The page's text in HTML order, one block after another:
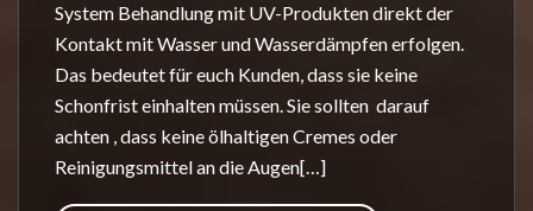
System Behandlung mit UV-Produkten direkt der
Kontakt mit Wasser und Wasserdämpfen erfolgen.
Das bedeutet für euch Kunden, dass sie keine
Schonfrist einhalten müssen. Sie sollten darauf
achten , dass keine ölhaltigen Cremes oder
Reinigungsmittel an die Augen[…]